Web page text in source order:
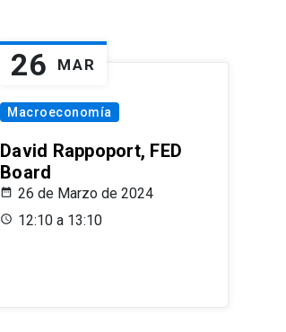
26 MAR
Macroeconomía
David Rappoport, FED
Board
26 de Marzo de 2024
12:10 a 13:10